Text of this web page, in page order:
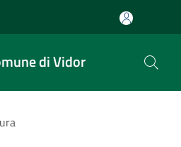
di Vidor